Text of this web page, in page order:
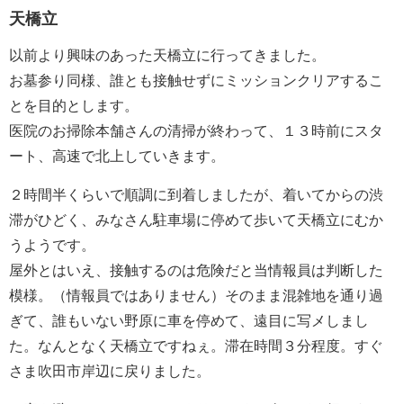
天橋立
以前より興味のあった天橋立に行ってきました。
お墓参り同様、誰とも接触せずにミッションクリアするこ
とを目的とします。
医院のお掃除本舗さんの清掃が終わって、１３時前にスタ
ート、高速で北上していきます。
２時間半くらいで順調に到着しましたが、着いてからの渋
滞がひどく、みなさん駐車場に停めて歩いて天橋立にむか
うようです。
屋外とはいえ、接触するのは危険だと当情報員は判断した
模様。（情報員ではありません）そのまま混雑地を通り過
ぎて、誰もいない野原に車を停めて、遠目に写メしまし
た。なんとなく天橋立ですねぇ。滞在時間３分程度。すぐ
さま吹田市岸辺に戻りました。